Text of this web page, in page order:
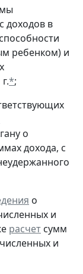
доходов в
ребенком) и
*;
о
дохода, с
о
и
расчет сумм
и